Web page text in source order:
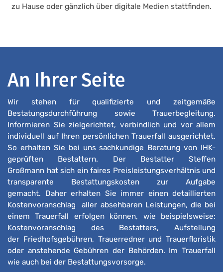
zu Hause oder gänzlich über digitale Medien stattfinden.
An Ihrer Seite
Wir stehen für qualifizierte und zeitgemäße
Bestatungsdurchführung sowie Trauerbegleitung.
Informieren Sie zielgerichtet, verbindlich und vor allem
individuell auf Ihren persönlichen Trauerfall ausgerichtet.
So erhalten Sie bei uns sachkundige Beratung von IHK-
geprüften Bestattern. Der Bestatter Steffen
Großmann hat sich ein faires Preisleistungsverhältnis und
transparente Bestattungskosten zur Aufgabe
gemacht. Daher erhalten Sie immer einen detaillierten
Kostenvoranschlag aller absehbaren Leistungen, die bei
einem Trauerfall erfolgen können, wie beispielsweise:
Kostenvoranschlag des Bestatters, Aufstellung
der Friedhofsgebühren, Trauerredner und Trauerfloristik
oder anstehende Gebühren der Behörden. Im Trauerfall
wie auch bei der Bestattungsvorsorge.